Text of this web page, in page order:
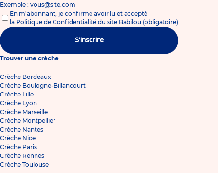
Exemple : vous@site.com
En m'abonnant, je confirme avoir lu et accepté
la Politique de Confidentialité du site Babilou (obligatoire)
S'inscrire
Trouver une crèche
Crèche Bordeaux
Crèche Boulogne-Billancourt
Crèche Lille
Crèche Lyon
Crèche Marseille
Crèche Montpellier
Crèche Nantes
Crèche Nice
Crèche Paris
Crèche Rennes
Crèche Toulouse